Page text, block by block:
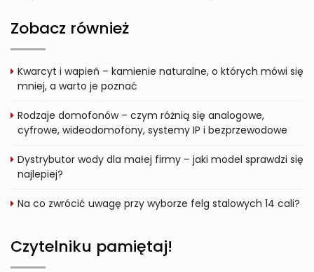
Zobacz również
Kwarcyt i wapień – kamienie naturalne, o których mówi się
mniej, a warto je poznać
Rodzaje domofonów – czym różnią się analogowe,
cyfrowe, wideodomofony, systemy IP i bezprzewodowe
Dystrybutor wody dla małej firmy – jaki model sprawdzi się
najlepiej?
Na co zwrócić uwagę przy wyborze felg stalowych 14 cali?
Czytelniku pamiętaj!